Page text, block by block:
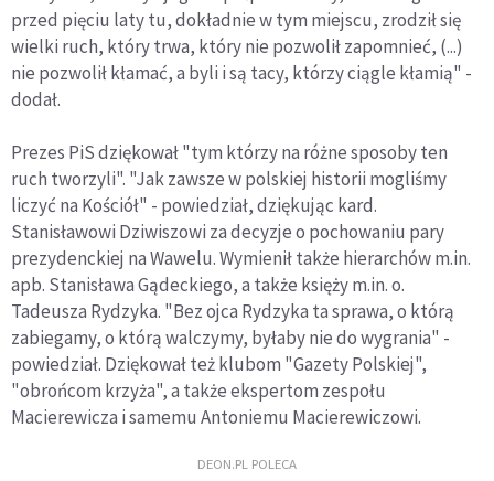
przed pięciu laty tu, dokładnie w tym miejscu, zrodził się
wielki ruch, który trwa, który nie pozwolił zapomnieć, (...)
nie pozwolił kłamać, a byli i są tacy, którzy ciągle kłamią" -
dodał.
Prezes PiS dziękował "tym którzy na różne sposoby ten
ruch tworzyli". "Jak zawsze w polskiej historii mogliśmy
liczyć na Kościół" - powiedział, dziękując kard.
Stanisławowi Dziwiszowi za decyzje o pochowaniu pary
prezydenckiej na Wawelu. Wymienił także hierarchów m.in.
apb. Stanisława Gądeckiego, a także księży m.in. o.
Tadeusza Rydzyka. "Bez ojca Rydzyka ta sprawa, o którą
zabiegamy, o którą walczymy, byłaby nie do wygrania" -
powiedział. Dziękował też klubom "Gazety Polskiej",
"obrońcom krzyża", a także ekspertom zespołu
Macierewicza i samemu Antoniemu Macierewiczowi.
DEON.PL POLECA